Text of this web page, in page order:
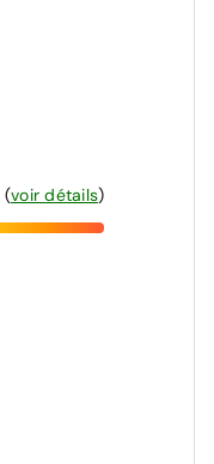
(voir détails)